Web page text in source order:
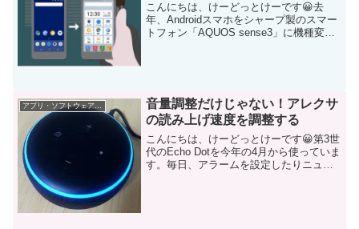
こんにちは、けーどっとけーです😀去
年、Androidスマホをシャープ製のスマー
トフォン「AQUOS sense3」に機種変し
音量調整だけじゃない！アレクサ
の読み上げ速度を調整する
こんにちは、けーどっとけーです😀第3世
代のEcho Dotを今年の4月から使っていま
す。毎日、アラームを設定したりニュー